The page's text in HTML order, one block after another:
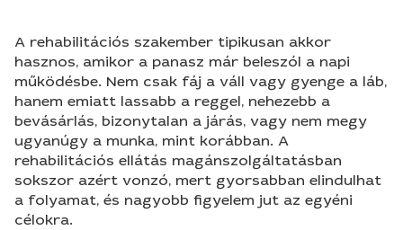
A rehabilitációs szakember tipikusan akkor
hasznos, amikor a panasz már beleszól a napi
működésbe. Nem csak fáj a váll vagy gyenge a láb,
hanem emiatt lassabb a reggel, nehezebb a
bevásárlás, bizonytalan a járás, vagy nem megy
ugyanúgy a munka, mint korábban. A
rehabilitációs ellátás magánszolgáltatásban
sokszor azért vonzó, mert gyorsabban elindulhat
a folyamat, és nagyobb figyelem jut az egyéni
célokra.